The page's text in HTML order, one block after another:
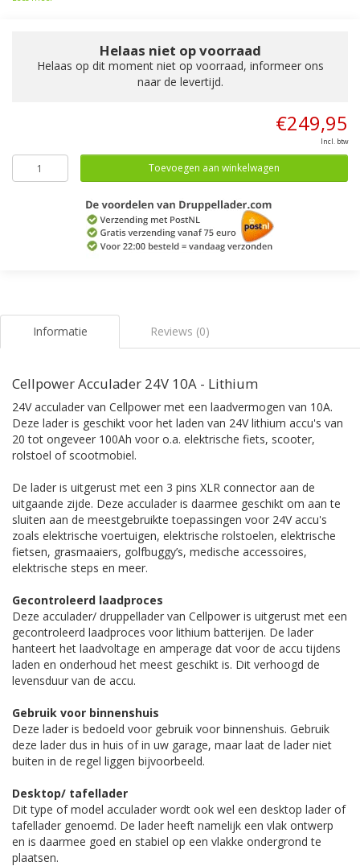
Helaas niet op voorraad
Helaas op dit moment niet op voorraad, informeer ons
naar de levertijd.
€249,95
Incl. btw
Toevoegen aan winkelwagen
Informatie Reviews (0)
Cellpower Acculader 24V 10A - Lithium
24V acculader van Cellpower met een laadvermogen van 10A.
Deze lader is geschikt voor het laden van 24V lithium accu's van
20 tot ongeveer 100Ah voor o.a. elektrische fiets, scooter,
rolstoel of scootmobiel.
De lader is uitgerust met een 3 pins XLR connector aan de
uitgaande zijde. Deze acculader is daarmee geschikt om aan te
sluiten aan de meestgebruikte toepassingen voor 24V accu's
zoals elektrische voertuigen, elektrische rolstoelen, elektrische
fietsen, grasmaaiers, golfbuggy’s, medische accessoires,
elektrische steps en meer.
Gecontroleerd laadproces
Deze acculader/ druppellader van Cellpower is uitgerust met een
gecontroleerd laadproces voor lithium batterijen. De lader
hanteert het laadvoltage en amperage dat voor de accu tijdens
laden en onderhoud het meest geschikt is. Dit verhoogd de
levensduur van de accu.
Gebruik voor binnenshuis
Deze lader is bedoeld voor gebruik voor binnenshuis. Gebruik
deze lader dus in huis of in uw garage, maar laat de lader niet
buiten in de regel liggen bijvoorbeeld.
Desktop/ tafellader
Dit type of model acculader wordt ook wel een desktop lader of
tafellader genoemd. De lader heeft namelijk een vlak ontwerp
en is daarmee goed en stabiel op een vlakke ondergrond te
plaatsen.